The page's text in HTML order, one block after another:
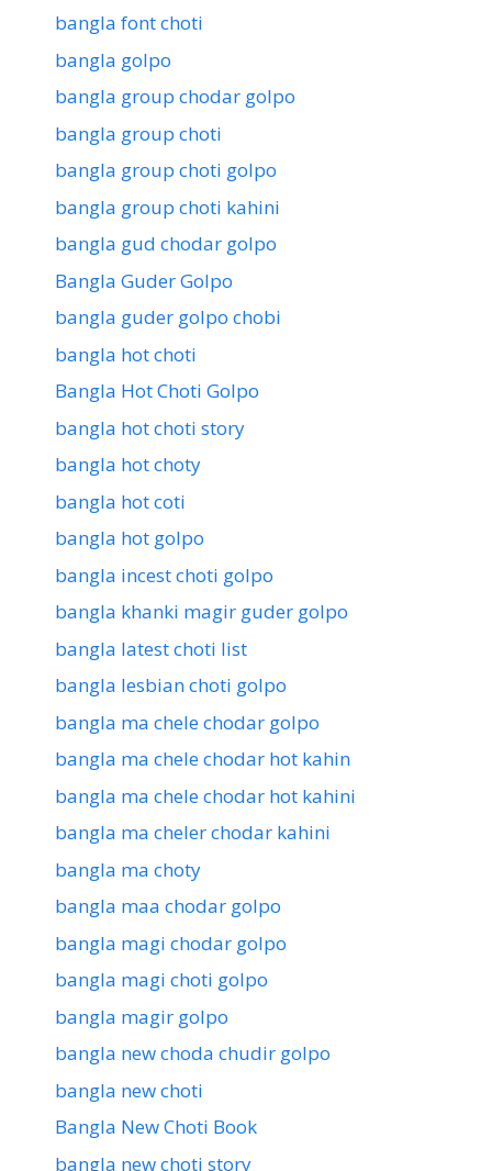
bangla font choti
bangla golpo
bangla group chodar golpo
bangla group choti
bangla group choti golpo
bangla group choti kahini
bangla gud chodar golpo
Bangla Guder Golpo
bangla guder golpo chobi
bangla hot choti
Bangla Hot Choti Golpo
bangla hot choti story
bangla hot choty
bangla hot coti
bangla hot golpo
bangla incest choti golpo
bangla khanki magir guder golpo
bangla latest choti list
bangla lesbian choti golpo
bangla ma chele chodar golpo
bangla ma chele chodar hot kahin
bangla ma chele chodar hot kahini
bangla ma cheler chodar kahini
bangla ma choty
bangla maa chodar golpo
bangla magi chodar golpo
bangla magi choti golpo
bangla magir golpo
bangla new choda chudir golpo
bangla new choti
Bangla New Choti Book
bangla new choti story